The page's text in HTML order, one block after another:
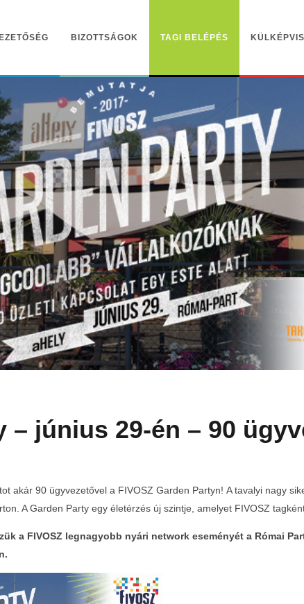
BIZOTTSÁGOK TAGI BELÉPÉS
– június 29-én – 90
akár 90 ügyvezetővel a FIVOSZ Garden Partyn! A tavalyi nagy
A Garden Party egy életérzés új szintje, amelyet FIVOSZ
a FIVOSZ legnagyobb nyári network eseményét a Római